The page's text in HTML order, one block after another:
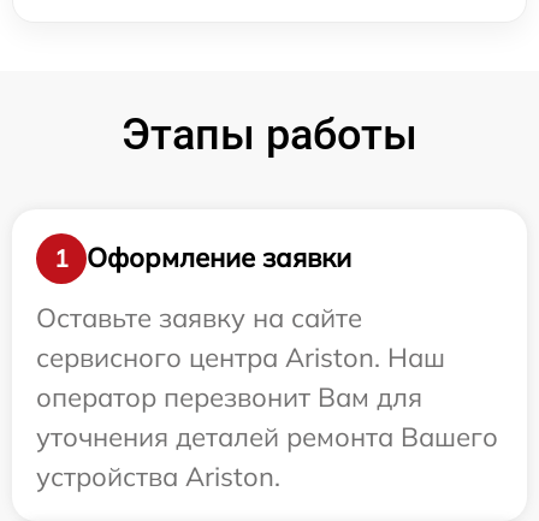
Этапы работы
1
Оформление заявки
Оставьте заявку на сайте
сервисного центра Ariston. Наш
оператор перезвонит Вам для
уточнения деталей ремонта Вашего
устройства Ariston.